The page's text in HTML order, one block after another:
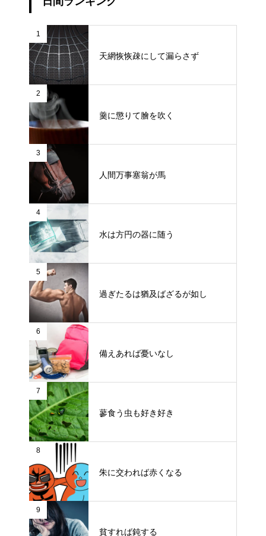
1
天網恢恢疎にして漏らさず
2
羹に懲りて膾を吹く
3
人間万事塞翁が馬
4
水は方円の器に随う
5
過ぎたるは猶及ばざるが如し
6
備えあれば憂いなし
7
蓼食う虫も好き好き
8
朱に交われば赤くなる
9
貧すれば鈍する